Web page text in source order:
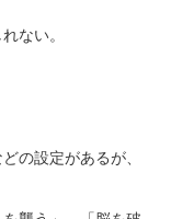
ない。
の設定があるが、